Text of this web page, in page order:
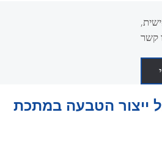
ייצור הטבעה במתכת